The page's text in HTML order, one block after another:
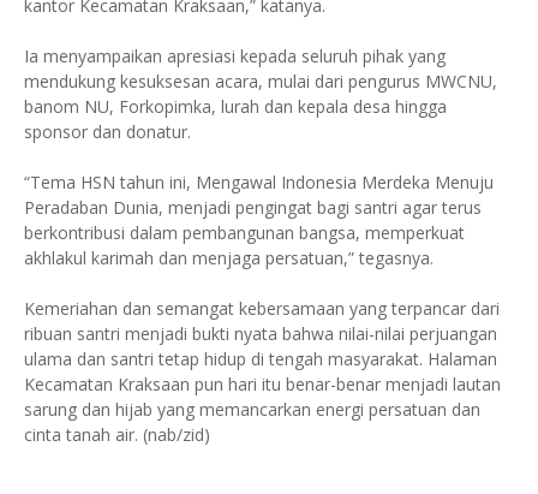
kantor Kecamatan Kraksaan,” katanya.
Ia menyampaikan apresiasi kepada seluruh pihak yang
mendukung kesuksesan acara, mulai dari pengurus MWCNU,
banom NU, Forkopimka, lurah dan kepala desa hingga
sponsor dan donatur.
“Tema HSN tahun ini, Mengawal Indonesia Merdeka Menuju
Peradaban Dunia, menjadi pengingat bagi santri agar terus
berkontribusi dalam pembangunan bangsa, memperkuat
akhlakul karimah dan menjaga persatuan,” tegasnya.
Kemeriahan dan semangat kebersamaan yang terpancar dari
ribuan santri menjadi bukti nyata bahwa nilai-nilai perjuangan
ulama dan santri tetap hidup di tengah masyarakat. Halaman
Kecamatan Kraksaan pun hari itu benar-benar menjadi lautan
sarung dan hijab yang memancarkan energi persatuan dan
cinta tanah air. (nab/zid)